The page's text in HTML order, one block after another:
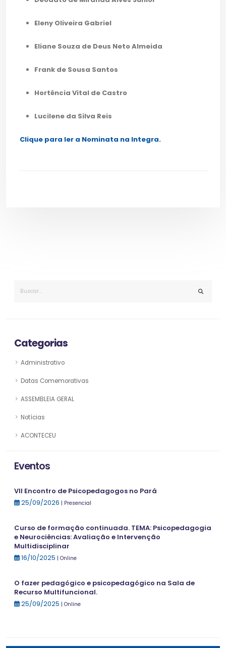
Eleny Oliveira Gabriel
Eliane Souza de Deus Neto Almeida
Frank de Sousa Santos
Hortência Vital de Castro
Lucilene da Silva Reis
Clique para ler a Nominata na Integra.
Categorias
Administrativo
Datas Comemorativas
ASSEMBLEIA GERAL
Notícias
ACONTECEU
Eventos
VII Encontro de Psicopedagogos no Pará
25/09/2026 | Presencial
Curso de formação continuada. TEMA: Psicopedagogia
e Neurociências: Avaliação e Intervenção
Multidisciplinar
16/10/2025 | Online
O fazer pedagógico e psicopedagógico na Sala de
Recurso Multifuncional.
25/09/2025 | Online